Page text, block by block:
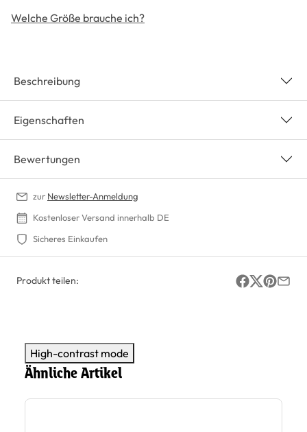
Welche Größe brauche ich?
Beschreibung
Eigenschaften
Bewertungen
zur Newsletter-Anmeldung
Kostenloser Versand innerhalb DE
Sicheres Einkaufen
Produkt teilen:
High-contrast mode
Ähnliche Artikel